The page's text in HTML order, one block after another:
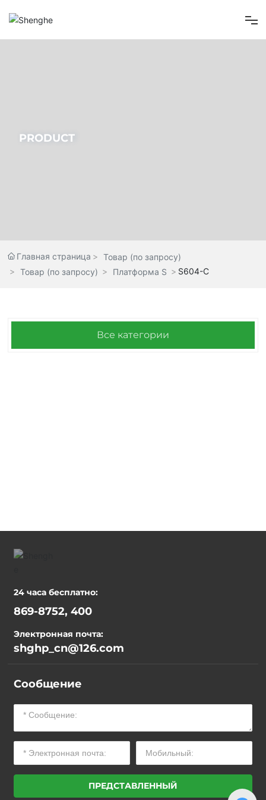
PRODUCT
Главная страница
Товар (по запросу)
Товар (по запросу)
Платформа S S604-C
Все категории
24 часа бесплатно:
869-8752, 400
Электронная почта:
shghp_cn@126.com
Сообщение
ПРЕДСТАВЛЕННЫЙ